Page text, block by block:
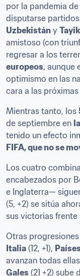
por la pandemia
Uzbekistán y
amistoso (con
regresar a los
europeos, aunque
optimismo en las
cara a las próximas
Mientras tanto, los
de septiembre en
tenido un efecto
FIFA, que no se
Los cuatro
encabezados por
e Inglaterra—
(5, +2) se sitúa
sus victorias frente
Otras
Italia (12, +1),
Gales (21 +2)